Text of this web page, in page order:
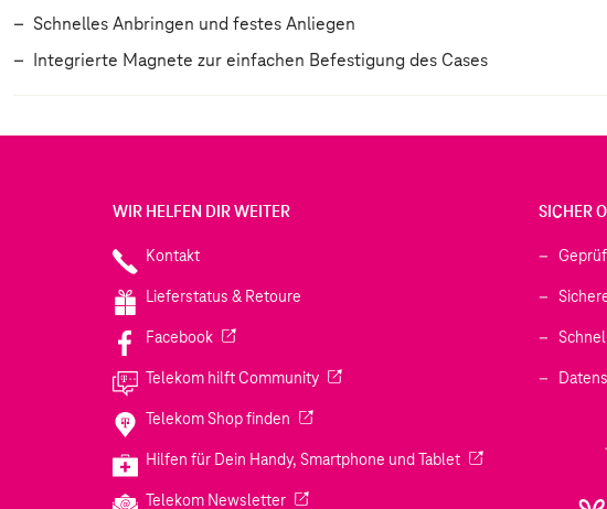
Schnelles Anbringen und festes Anliegen
Integrierte Magnete zur einfachen Befestigung des Cases
WIR HELFEN DIR WEITER
Kontakt
Lieferstatus & Retoure
Facebook(Wird in einem neuen Tab geöffnet)
Telekom hilft Community(Wird in einem neuen Tab geöffnet)
Telekom Shop finden (Wird in einem neuen Tab geöffnet)
Hilfen für Dein Handy, Smartphone und Tablet(Wird in einem neuen
Telekom Newsletter(Wird in einem neuen Tab geöffnet)
SICHER